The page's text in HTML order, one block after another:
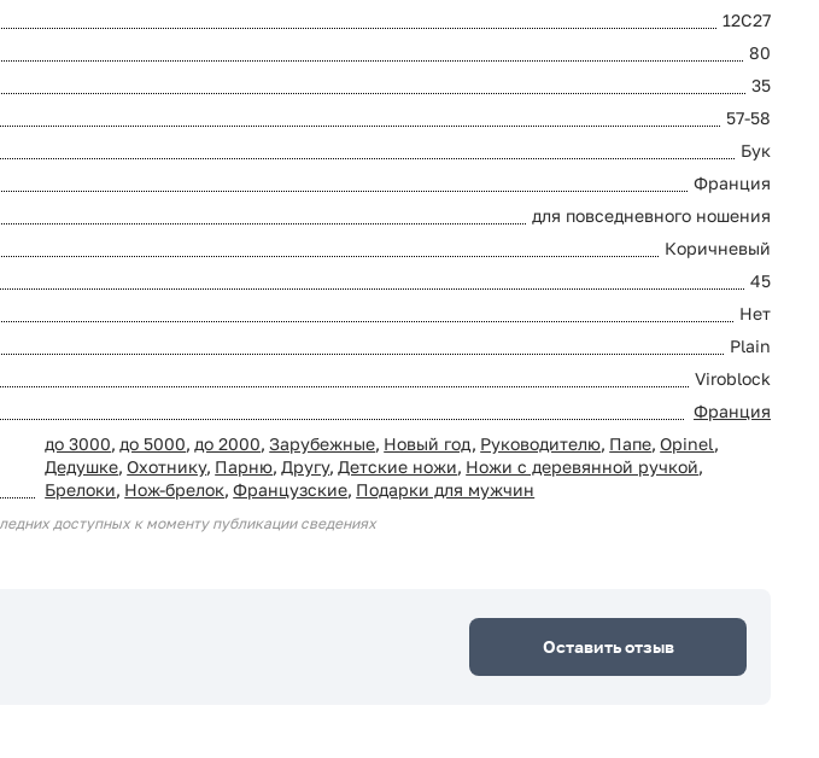
12C27
80
35
57-58
Бук
Франция
для повседневного ношения
Коричневый
45
Нет
Plain
Viroblock
Франция
до 3000, до 5000, до 2000, Зарубежные, Новый год, Руководителю, Папе, Opinel,
Дедушке, Охотнику, Парню, Другу, Детские ножи, Ножи с деревянной ручкой,
Брелоки, Нож-брелок, Французские, Подарки для мужчин
доступных к моменту публикации сведениях
Оставить отзыв